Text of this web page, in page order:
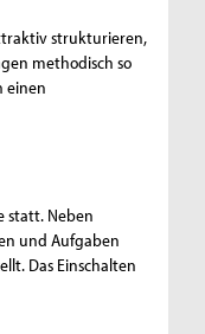
strukturieren,
methodisch so
einen
statt. Neben
und Aufgaben
Das Einschalten